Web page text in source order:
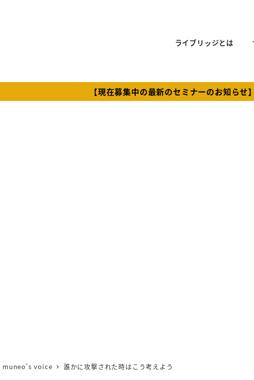
ライブリッジとは
【現在募集中の最新のセミナーのお知らせ】
muneo’s voice 誰かに攻撃された時はこう考えよう